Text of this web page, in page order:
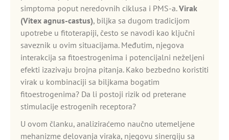
simptoma poput neredovnih ciklusa i PMS-a.Virak
(Vitex agnus-castus), biljka sa dugom tradicijom
upotrebe u fitoterapiji, često se navodi kao ključni
saveznik u ovim situacijama. Međutim, njegova
interakcija sa fitoestrogenima i potencijalni neželjeni
efekti izazivaju brojna pitanja. Kako bezbedno koristiti
virak u kombinaciji sa biljkama bogatim
fitoestrogenima? Da li postoji rizik od preterane
stimulacije estrogenih receptora?
U ovom članku, analiziraćemo naučno utemeljene
mehanizme delovanja viraka, njegovu sinergiju sa